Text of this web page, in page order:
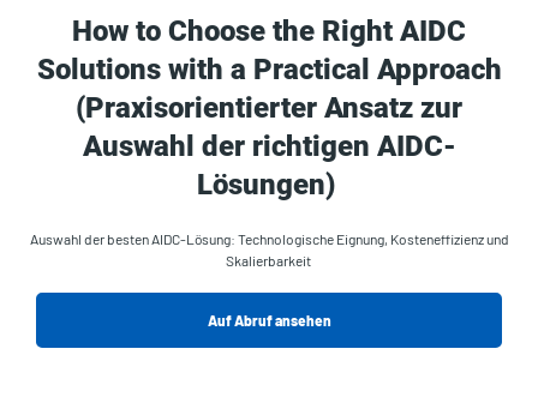
How to Choose the Right AIDC
Solutions with a Practical Approach
(Praxisorientierter Ansatz zur
Auswahl der richtigen AIDC-
Lösungen)
Auswahl der besten AIDC-Lösung: Technologische Eignung, Kosteneffizienz und
Skalierbarkeit
Auf Abruf ansehen